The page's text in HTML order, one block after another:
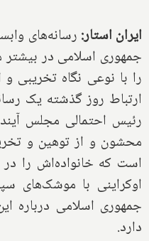
ایران استار: رسانه‌های
جمهوری اسلامی در بیشتر
را با نوعی نگاه تخریبی
ارتباط روز گذشته یک
رئیس احتمالی مجلس
محشون و از توهین و
است که خانواده‌اش را
اوکراینی با موشک‌های
جمهوری اسلامی درباره
دارد.